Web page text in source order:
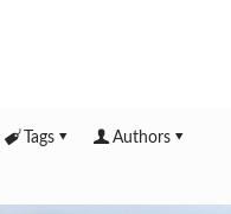
Tags Authors